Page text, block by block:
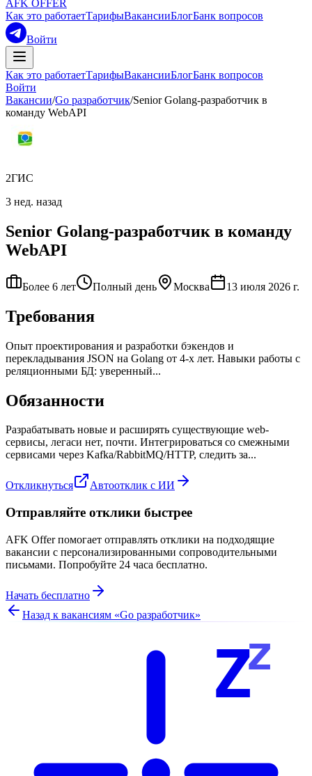
AFK OFFER
Как это работаетТарифыВакансииБлогБанк вопросов
Войти
Как это работаетТарифыВакансииБлогБанк вопросов
Войти
Вакансии/Go разработчик/Senior Golang-разработчик в
команду WebAPI
2ГИС
3 нед. назад
Senior Golang-разработчик в команду
WebAPI
Более 6 лет Полный день Москва 13 июля 2026 г.
Требования
Опыт проектирования и разработки бэкендов и
перекладывания JSON на Golang от 4-х лет. Навыки работы с
реляционными БД: уверенный...
Обязанности
Разрабатывать новые и расширять существующие web-
сервисы, легаси нет, почти. Интегрироваться со смежными
сервисами через Kafka/RabbitMQ/HTTP, следить за...
Откликнуться Автоотклик с ИИ
Отправляйте отклики быстрее
AFK Offer помогает отправлять отклики на подходящие
вакансии с персонализированными сопроводительными
письмами. Попробуйте 24 часа бесплатно.
Начать бесплатно
Назад к вакансиям «Go разработчик»
Zz